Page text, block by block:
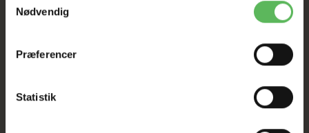
Nødvendig
Præferencer
Statistik
I FYSISK BUTIKKERE